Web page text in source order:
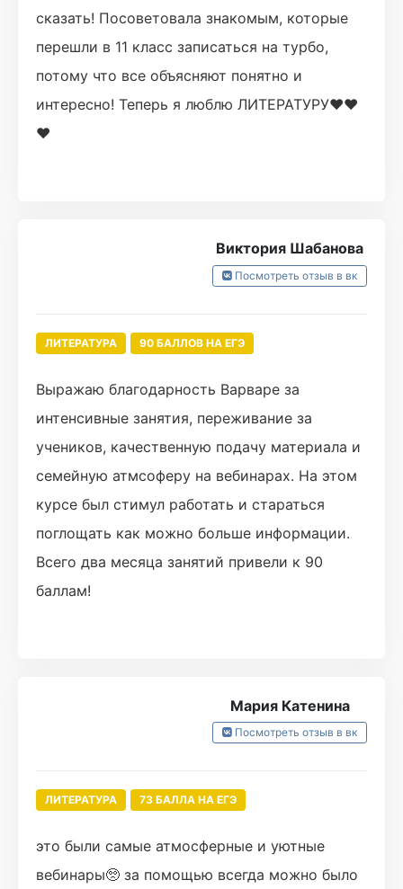
сказать! Посоветовала знакомым, которые
перешли в 11 класс записаться на турбо,
потому что все объясняют понятно и
интересно! Теперь я люблю ЛИТЕРАТУРУ❤️❤️
❤️
Виктория Шабанова
Посмотреть отзыв в вк
ЛИТЕРАТУРА 90 БАЛЛОВ НА ЕГЭ
Выражаю благодарность Варваре за
интенсивные занятия, переживание за
учеников, качественную подачу материала и
семейную атмсоферу на вебинарах. На этом
курсе был стимул работать и стараться
поглощать как можно больше информации.
Всего два месяца занятий привели к 90
баллам!
Мария Катенина
Посмотреть отзыв в вк
ЛИТЕРАТУРА 73 БАЛЛА НА ЕГЭ
это были самые атмосферные и уютные
вебинары🥺 за помощью всегда можно было